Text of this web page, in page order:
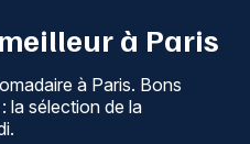
à Paris
à Paris. Bons
la sélection de la